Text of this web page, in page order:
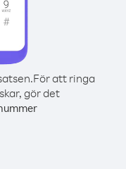
För att ringa
gör det